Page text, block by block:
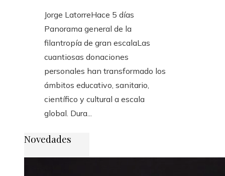
Jorge LatorreHace 5 días
Panorama general de la
filantropía de gran escalaLas
cuantiosas donaciones
personales han transformado los
ámbitos educativo, sanitario,
científico y cultural a escala
global. Dura...
Novedades